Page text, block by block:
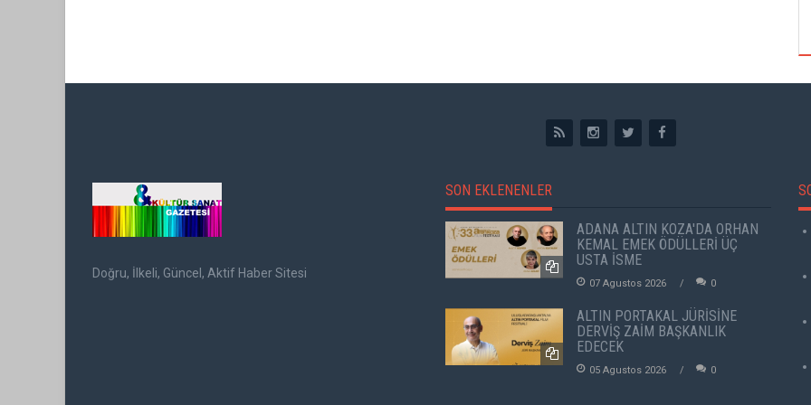
Doğru, İlkeli, Güncel, Aktif Haber Sitesi
SON EKLENENLER
ADANA ALTIN KOZA'DA ORHAN
KEMAL EMEK ÖDÜLLERİ ÜÇ
USTA İSME
07 Agustos 2026 0
ALTIN PORTAKAL JÜRİSİNE
DERVİŞ ZAİM BAŞKANLIK
EDECEK
05 Agustos 2026 0